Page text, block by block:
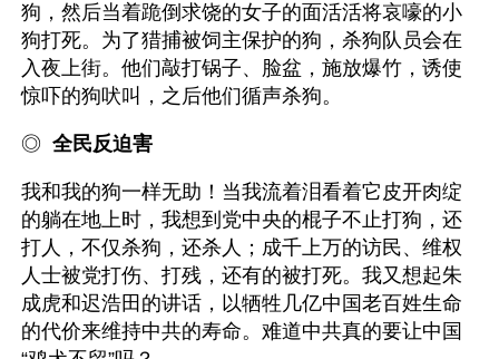
狗，然后当着跪倒求饶的女子的面活活将哀嚎的小
狗打死。为了猎捕被饲主保护的狗，杀狗队员会在
入夜上街。他们敲打锅子、脸盆，施放爆竹，诱使
惊吓的狗吠叫，之后他们循声杀狗。
◎ 全民反迫害
我和我的狗一样无助！当我流着泪看着它皮开肉绽
的躺在地上时，我想到党中央的棍子不止打狗，还
打人，不仅杀狗，还杀人；成千上万的访民、维权
人士被党打伤、打残，还有的被打死。我又想起朱
成虎和迟浩田的讲话，以牺牲几亿中国老百姓生命
的代价来维持中共的寿命。难道中共真的要让中国